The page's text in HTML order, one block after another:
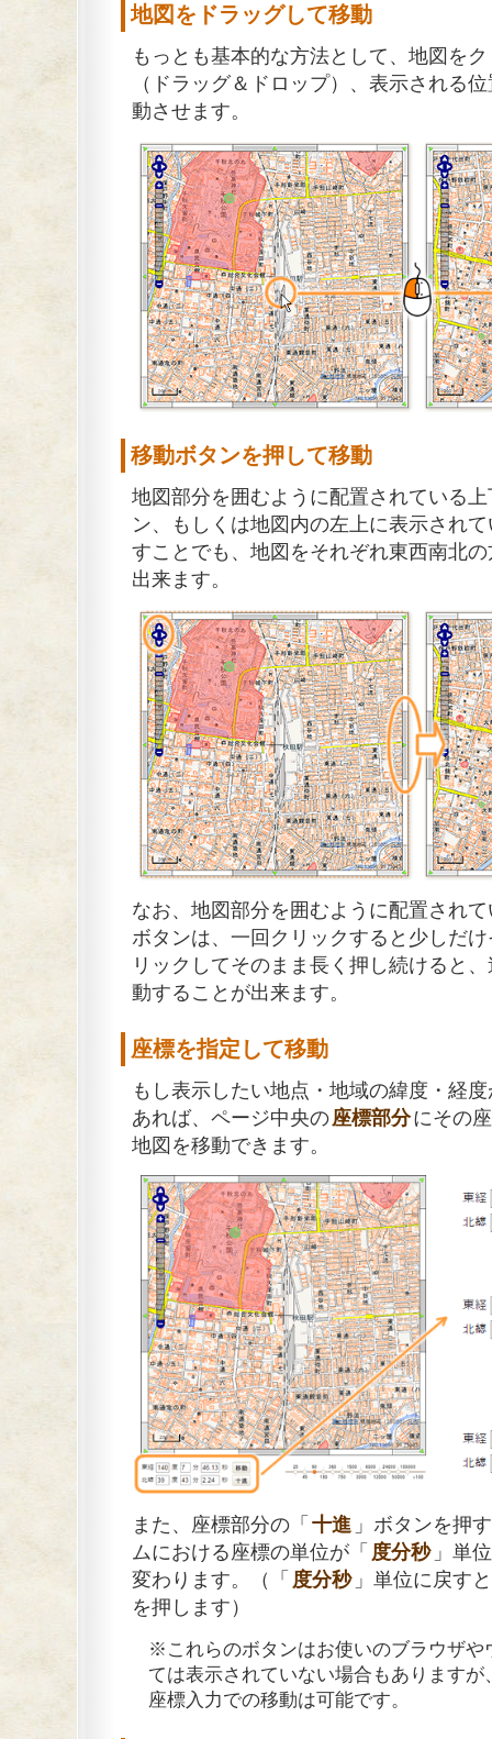
地図をドラッグして移動
もっとも基本的な方法として、地図を
（ドラッグ＆ドロップ）、表示される
動させます。
移動ボタンを押して移動
地図部分を囲むように配置されている
ン、もしくは地図内の左上に表示され
すことでも、地図をそれぞれ東西南北
出来ます。
なお、地図部分を囲むように配置され
ボタンは、一回クリックすると少しだ
リックしてそのまま長く押し続けると
動することが出来ます。
座標を指定して移動
もし表示したい地点・地域の緯度・経
あれば、ページ中央の 座標部分にその
地図を移動できます。
また、座標部分の「 十進 」ボタンを押
ムにおける座標の単位が「 度分秒 」単
変わります。（「 度分秒 」単位に戻す
を押します）
※これらのボタンはお使いのブラウザや
ては表示されていない場合もあります
座標入力での移動は可能です。